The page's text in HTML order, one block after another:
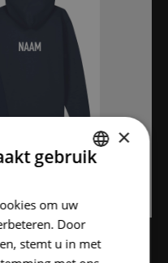
×
gebruik
om uw
Door
stemt u in met